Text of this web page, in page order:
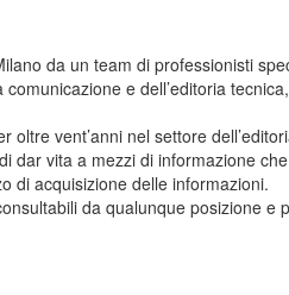
da un team di professionisti
e dell’editoria
vent’anni nel settore
vita a mezzi di informazione
di acquisizione delle informazioni.
da qualunque posizione e